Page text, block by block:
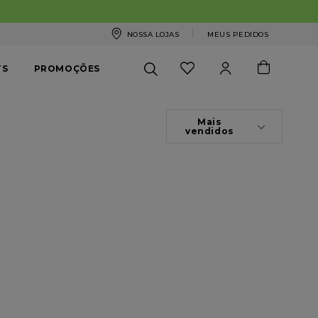
NOSSA LOJAS MEUS PEDIDOS
PROMOÇÕES
Mais
vendidos